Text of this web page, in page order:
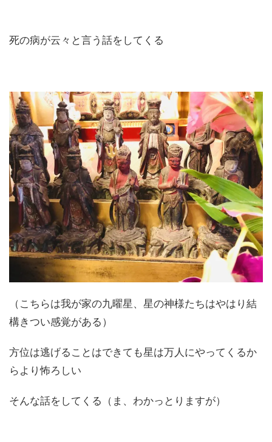
死の病が云々と言う話をしてくる
（こちらは我が家の九曜星、星の神様たちはやはり結
構きつい感覚がある）
方位は逃げることはできても星は万人にやってくるか
らより怖ろしい
そんな話をしてくる（ま、わかっとりますが）